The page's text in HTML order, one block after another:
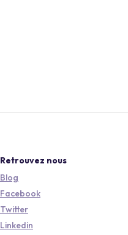
Retrouvez nous
Blog
Facebook
Twitter
Linkedin